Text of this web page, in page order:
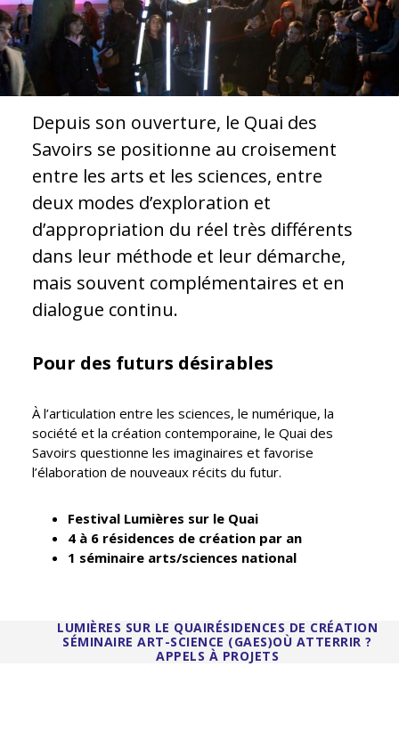
Depuis son ouverture, le Quai des
Savoirs se positionne au croisement
entre les arts et les sciences, entre
deux modes d’exploration et
d’appropriation du réel très différents
dans leur méthode et leur démarche,
mais souvent complémentaires et en
dialogue continu.
Pour des futurs désirables
À l’articulation entre les sciences, le numérique, la
société et la création contemporaine, le Quai des
Savoirs questionne les imaginaires et favorise
l’élaboration de nouveaux récits du futur.
Festival Lumières sur le Quai
4 à 6 résidences de création par an
1 séminaire arts/sciences national
LUMIÈRES SUR LE QUAIRÉSIDENCES DE CRÉATION
SÉMINAIRE ART-SCIENCE (GAES)OÙ ATTERRIR ?
APPELS À PROJETS